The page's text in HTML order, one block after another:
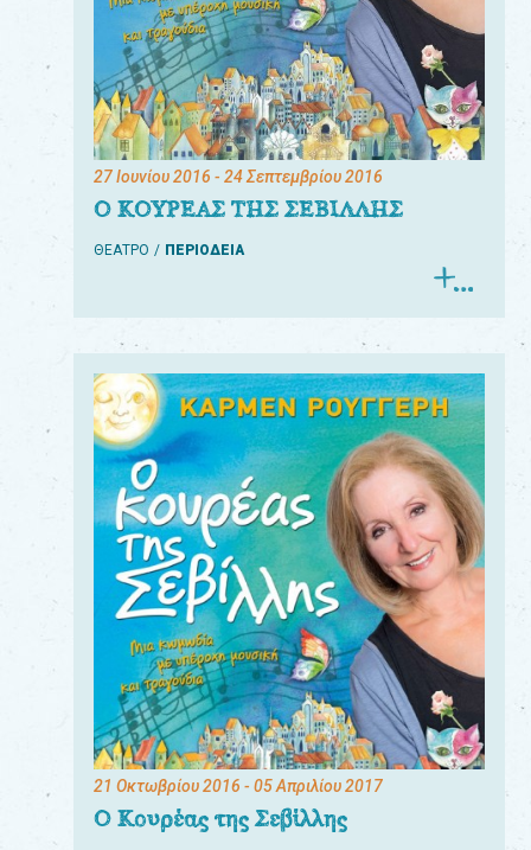
27 Ιουνίου 2016 - 24 Σεπτεμβρίου 2016
Ο ΚΟΥΡΕΑΣ ΤΗΣ ΣΕΒΙΛΛΗΣ
ΘΕΑΤΡΟ ΠΕΡΙΟΔΕΙΑ
21 Οκτωβρίου 2016 - 05 Απριλίου 2017
Ο Κουρέας της Σεβίλλης